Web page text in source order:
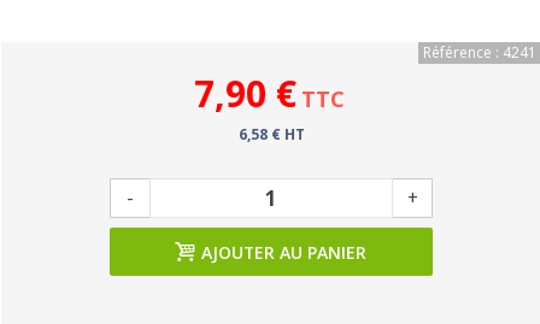
Référence : 4241
7,90 € TTC
6,58 € HT
- +
AJOUTER AU PANIER